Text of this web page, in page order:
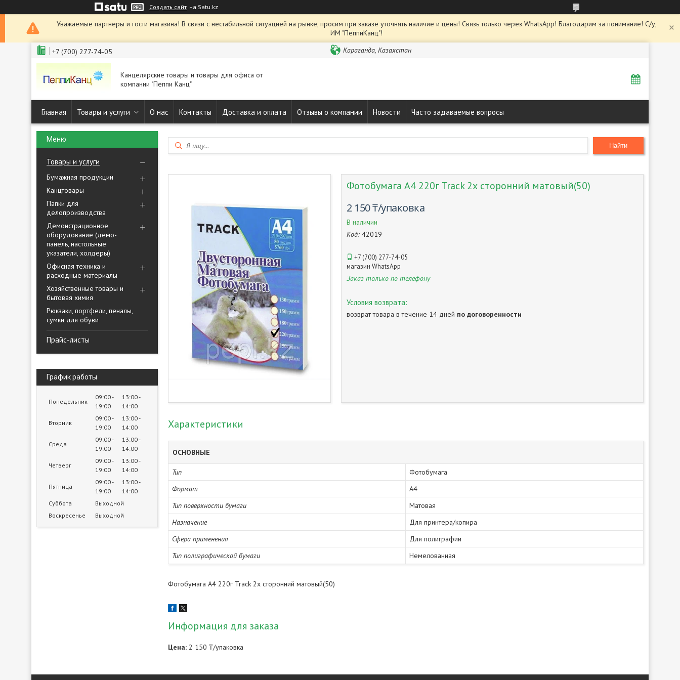
Создать сайт на Satu.kz
Уважаемые партнеры и гости магазина! В связи с нестабильной ситуацией на рынке, просим при заказе уточнять наличие и цены! Связь только через WhatsApp! Благодарим за понимание! С/у,
ИМ "ПеппиКанц"!
+7 (700) 277-74-05 Караганда, Казахстан
Канцелярские товары и товары для офиса от
компании "Пеппи Канц"
Главная Товары и услуги О нас Контакты Доставка и оплата Отзывы о компании Новости Часто задаваемые вопросы
Товары и услуги
Бумажная продукции
Канцтовары
Папки для
делопроизводства
Демонстрационное
оборудование (демо-
панель, настольные
указатели, холдеры)
Офисная техника и
расходные материалы
Хозяйственные товары и
бытовая химия
Рюкзаки, портфели, пеналы,
сумки для обуви
Прайс-листы
График работы
Понедельник
09:00
19:00
13:00
14:00
Вторник
09:00
19:00
13:00
14:00
Среда
09:00
19:00
13:00
14:00
Четверг
09:00
19:00
13:00
14:00
Пятница
09:00
19:00
13:00
14:00
Суббота
Выходной
Воскресенье
Выходной
Найти
Фотобумага А4 220г Track 2х сторонний матовый(50)
2 150 ₸/упаковка
В наличии
Код: 42019
+7 (700) 277-74-05
магазин WhatsApp
Заказ только по телефону
возврат товара в течение 14 дней по договоренности
Характеристики
ОСНОВНЫЕ
Тип
Фотобумага
Формат
A4
Тип поверхности бумаги
Матовая
Назначение
Для принтера/копира
Сфера применения
Для полиграфии
Тип полиграфической бумаги
Немелованная
Фотобумага А4 220г Track 2х сторонний матовый(50)
Информация для заказа
Цена: 2 150 ₸/упаковка